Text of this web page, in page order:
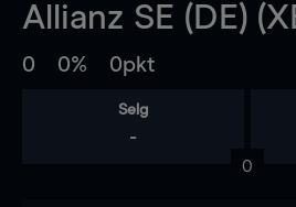
Allianz SE (DE)
0 0% 0pkt
Selg
-
0